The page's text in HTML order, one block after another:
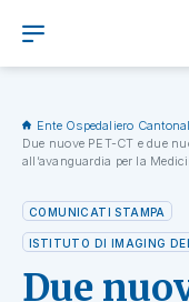
Ente Ospedaliero
Due nuove PET-CT e due
all’avanguardia per la
COMUNICATI STAMPA
ISTITUTO DI IMAGING
Due